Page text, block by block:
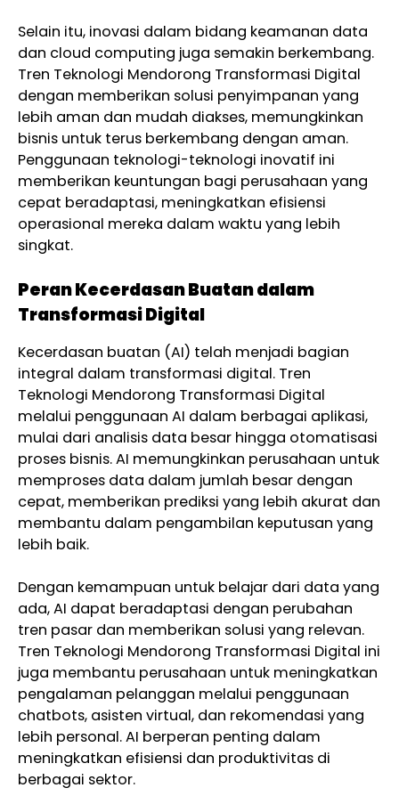
Selain itu, inovasi dalam bidang keamanan data
dan cloud computing juga semakin berkembang.
Tren Teknologi Mendorong Transformasi Digital
dengan memberikan solusi penyimpanan yang
lebih aman dan mudah diakses, memungkinkan
bisnis untuk terus berkembang dengan aman.
Penggunaan teknologi-teknologi inovatif ini
memberikan keuntungan bagi perusahaan yang
cepat beradaptasi, meningkatkan efisiensi
operasional mereka dalam waktu yang lebih
singkat.
Peran Kecerdasan Buatan dalam
Transformasi Digital
Kecerdasan buatan (AI) telah menjadi bagian
integral dalam transformasi digital. Tren
Teknologi Mendorong Transformasi Digital
melalui penggunaan AI dalam berbagai aplikasi,
mulai dari analisis data besar hingga otomatisasi
proses bisnis. AI memungkinkan perusahaan untuk
memproses data dalam jumlah besar dengan
cepat, memberikan prediksi yang lebih akurat dan
membantu dalam pengambilan keputusan yang
lebih baik.
Dengan kemampuan untuk belajar dari data yang
ada, AI dapat beradaptasi dengan perubahan
tren pasar dan memberikan solusi yang relevan.
Tren Teknologi Mendorong Transformasi Digital ini
juga membantu perusahaan untuk meningkatkan
pengalaman pelanggan melalui penggunaan
chatbots, asisten virtual, dan rekomendasi yang
lebih personal. AI berperan penting dalam
meningkatkan efisiensi dan produktivitas di
berbagai sektor.